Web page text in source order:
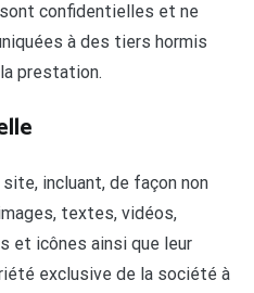
confidentielles et ne
à des tiers hormis
prestation.
incluant, de façon non
textes, vidéos,
et icônes ainsi que leur
exclusive de la société à